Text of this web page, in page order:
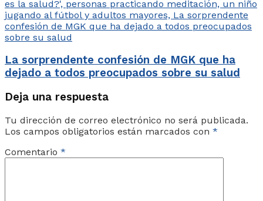
La sorprendente confesión de MGK que ha
dejado a todos preocupados sobre su salud
Deja una respuesta
Tu dirección de correo electrónico no será publicada.
Los campos obligatorios están marcados con *
Comentario *